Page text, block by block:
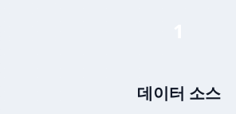
데이터 소스